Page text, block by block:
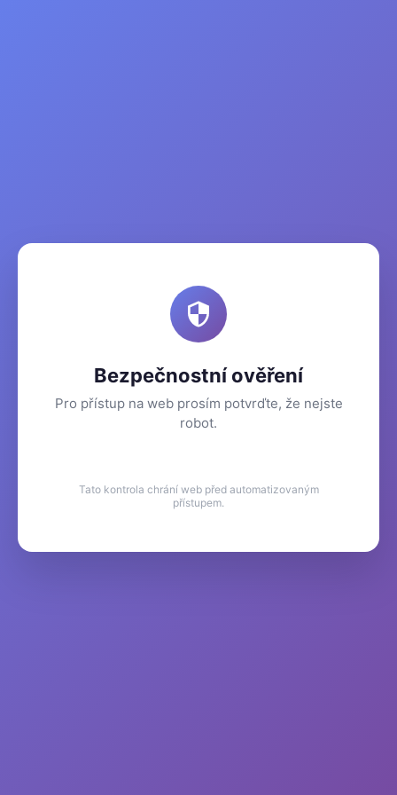
Bezpečnostní ověření
Pro přístup na web prosím potvrďte, že nejste
robot.
Tato kontrola chrání web před automatizovaným
přístupem.